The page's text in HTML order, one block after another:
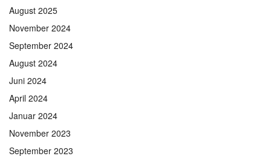
August 2025
November 2024
September 2024
August 2024
Juni 2024
April 2024
Januar 2024
November 2023
September 2023